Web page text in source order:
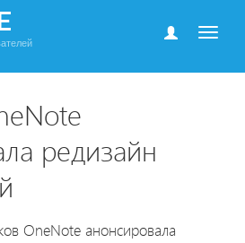
редизайн
OneNote анонсировала